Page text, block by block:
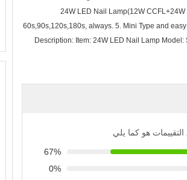
24W LED Nail Lamp(12W
60s,90s,120s,180s, always. 5. Mini Type and
Description: Item: 24W LED Nail Lamp
التقييمات هو كما يلي
67%
0%